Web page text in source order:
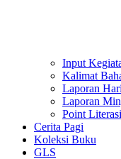
Input
Kalimat
Laporan
Laporan
Point
Cerita Pagi
Koleksi Buku
GLS